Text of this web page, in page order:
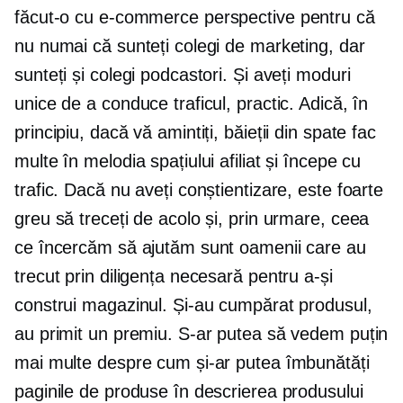
făcut-o cu e-commerceperspective pentru că
nu numai că sunteți colegi de marketing, dar
sunteți și colegi podcastori. Și aveți moduri
unice de a conduce traficul, practic. Adică, în
principiu, dacă vă amintiți, băieții din spate fac
multe în melodia spațiului afiliat și începe cu
trafic. Dacă nu aveți conștientizare, este foarte
greu să treceți de acolo și, prin urmare, ceea
ce încercăm să ajutăm sunt oamenii care au
trecut prin diligența necesară pentru a-și
construi magazinul. Și-au cumpărat produsul,
au primit un premiu. S-ar putea să vedem puțin
mai multe despre cum și-ar putea îmbunătăți
paginile de produse în descrierea produsului